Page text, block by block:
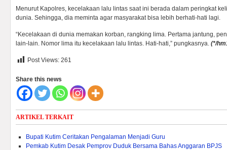
Menurut Kapolres, kecelakaan lalu lintas saat ini berada dalam peringkat
dunia. Sehingga, dia meminta agar masyarakat bisa lebih berhati-hati lagi.
“Kecelakaan di dunia memakan korban, rangking lima. Pertama jantung,
lain-lain. Nomor lima itu kecelakaan lalu lintas. Hati-hati,” pungkasnya. (*/
Post Views: 261
Share this news
ARTIKEL TERKAIT
Bupati Kutim Ceritakan Pengalaman Menjadi Guru
Pemkab Kutim Desak Pemprov Duduk Bersama Bahas Anggaran BPJS